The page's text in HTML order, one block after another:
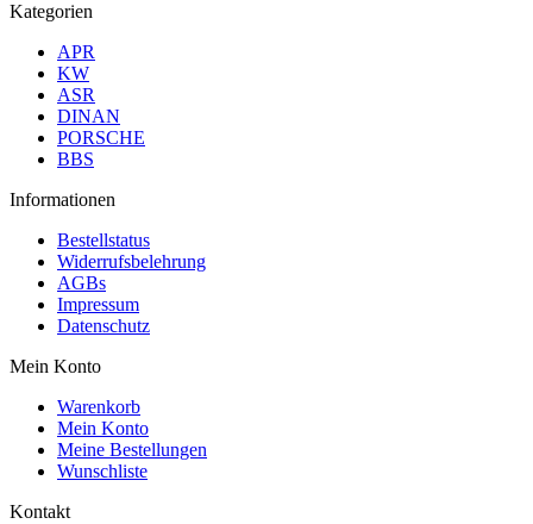
Kategorien
APR
KW
ASR
DINAN
PORSCHE
BBS
Informationen
Bestellstatus
Widerrufsbelehrung
AGBs
Impressum
Datenschutz
Mein Konto
Warenkorb
Mein Konto
Meine Bestellungen
Wunschliste
Kontakt